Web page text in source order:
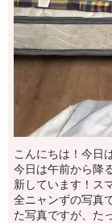
こんにちは！今日
今日は午前から降
新しています！ス
全ニャンずの写真
た写真ですが、た